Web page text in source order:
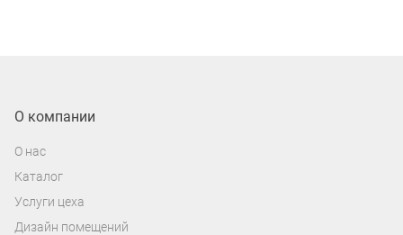
О компании
О нас
Каталог
Услуги цеха
Дизайн помещений